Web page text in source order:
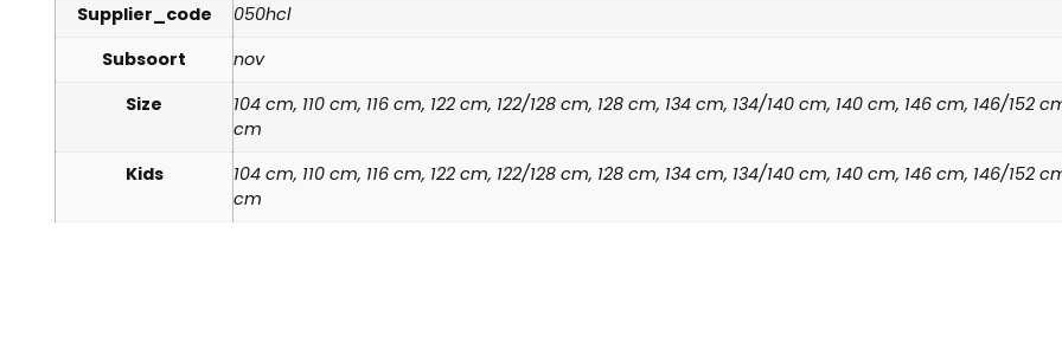
Supplier_code
050hcl
Subsoort
nov
Size
104 cm, 110 cm, 116 cm, 122 cm, 122/128 cm, 128 cm, 134 cm, 134/140 cm, 140 cm, 146 cm, 146/
cm
Kids
104 cm, 110 cm, 116 cm, 122 cm, 122/128 cm, 128 cm, 134 cm, 134/140 cm, 140 cm, 146 cm, 146/
cm